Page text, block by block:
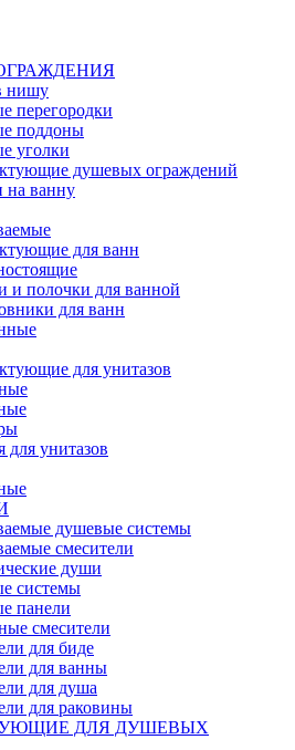
нишу
перегородки
поддоны
уголки
душевых ограждений
ванну
для ванн
и полочки для ванной
для ванн
для унитазов
для унитазов
душевые системы
смесители
души
системы
панели
смесители
для биде
для ванны
для душа
для раковины
ДЛЯ ДУШЕВЫХ